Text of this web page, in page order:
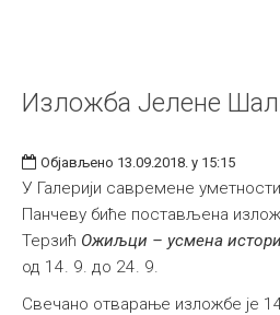
Изложба Јелене
Објављено 13.09.2018. у 15:15
У Галерији савремене
Панчеву биће постављена
Терзић Ожиљци – усмена
од 14. 9. до 24. 9.
Свечано отварање изложбе је